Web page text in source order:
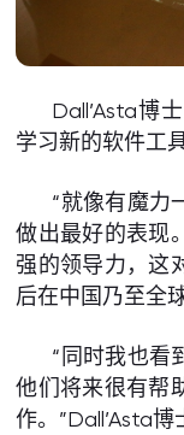
Dall’Asta博
学习新的软件工
“就像有魔力
做出最好的表现
强的领导力，这
后在中国乃至全
“同时我也看
他们将来很有帮
作。”Dall’Asta博